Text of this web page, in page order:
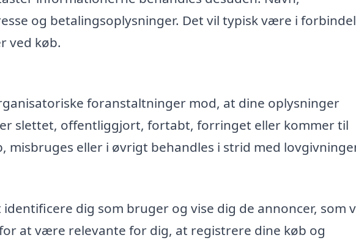
og betalingsoplysninger. Det vil typisk være i
ved køb.
foranstaltninger mod, at dine oplysninger
slettet, offentliggjort, fortabt, forringet eller kommer til
misbruges eller i øvrigt behandles i strid med
dig som bruger og vise dig de annoncer, som
at være relevante for dig, at registrere dine køb og